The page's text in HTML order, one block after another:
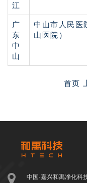
江
广
东
中
山
中山市人民医
山医院）
首页
中国·嘉兴和禹净化科